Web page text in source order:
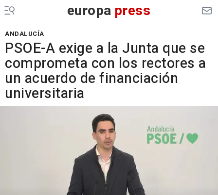
europa press
ANDALUCÍA
PSOE-A exige a la Junta que se
comprometa con los rectores a
un acuerdo de financiación
universitaria